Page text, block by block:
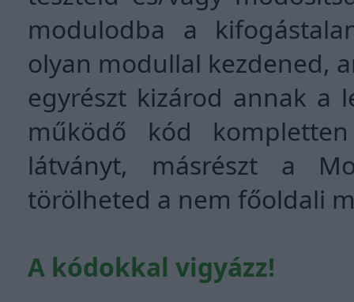
modulodba a
olyan modullal kezdened,
egyrészt kizárod annak a
működő kód
látványt, másrészt a
törölheted a nem főoldali
A kódokkal vigyázz!